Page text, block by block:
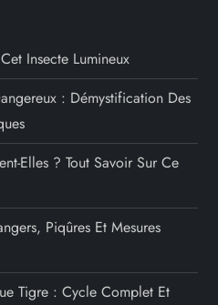
Insecte Lumineux
: Démystification Des
Elles ? Tout Savoir Sur Ce
Piqûres Et Mesures
Tigre : Cycle Complet Et